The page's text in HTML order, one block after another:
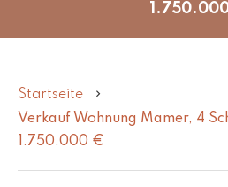
Startseite
Verkauf Wohnung Mamer, 4
1.750.000 €